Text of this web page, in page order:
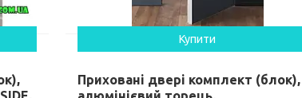
Купити
Приховані двері комплект (блок),